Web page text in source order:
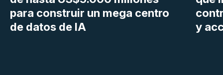
para construir un mega centro
de datos de IA
y